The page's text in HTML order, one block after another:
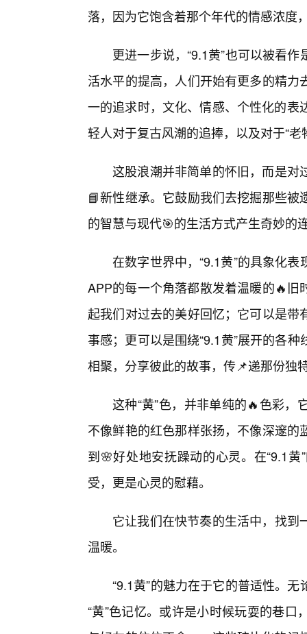
落，因为它饱含着那个年代的情感浓度
更进一步说，“9.1黄”也可以被看
活水平的提高，人们开始有更多的精
一的追求时，文化、情感、个性化的表
轻人对于复古风潮的追捧，以及对于“老
这股浪潮并非简单的怀旧，而是对
📘新性继承。它鼓励我们去挖掘那些
的智慧与现代🎯的生活方式产生奇妙的
在数字世界中，“9.1黄”的具象化
APP的每一个角落都散发着温暖的🔥
起我们对过去的美好回忆；它可以是
事感；更可以是围绕“9.1黄”展开的各
相聚，分享彼此的故事，传📌递那份独
这种“黄”色，并非单纯的🔥色彩
不像鲜艳的红色那样张扬，不像深邃
到🌸好处地安抚躁动的心灵。在“9.1
受，更是心灵的慰藉。
它让我们在快节奏的生活中，找
温暖。
“9.1黄”的魅力在于它的普适性。
“黄”色记忆。或许是小时候玩耍的巷